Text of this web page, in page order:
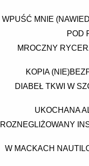
WPUŚĆ MNIE
POD
MROCZNY
KOPIA
DIABEŁ TKWI W
UKOCHANA
ROZNEGLIŻOWANY
W MACKACH